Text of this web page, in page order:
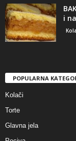
i
POPULARNA
Kolači
Torte
Glavna jela